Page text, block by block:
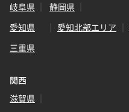
岐阜県
静岡県
愛知県
愛知北部エリア
三重県
関西
滋賀県